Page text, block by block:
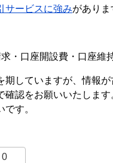
サービスに強みがありま
・口座開設費・口座維
していますが、情報
確認をお願いいたしま
す。
0